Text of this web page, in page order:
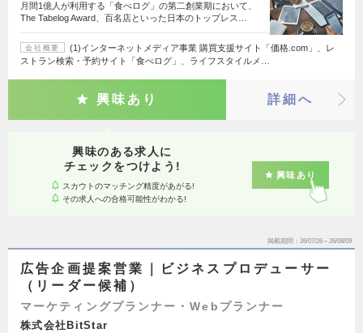
月間1億人が利用する「食べログ」の第二創業期において、
The Tabelog Award、百名店といった日本のトップレス…
会社概要
(1)インターネットメディア事業 購買支援サイト「価格.com」、レ
ストラン検索・予約サイト「食べログ」、ライフスタイルメ…
興味あり 詳細へ
興味のある求人に
チェックをつけよう!
スカウトのマッチング精度があがる!
その求人への合格可能性がわかる!
興味あり
掲載期間 26/07/26～26/08/09
広告企画提案営業｜ビジネスプロデューサー
（リーダー候補）
マーケティングプランナー・Webプランナー
株式会社BitStar